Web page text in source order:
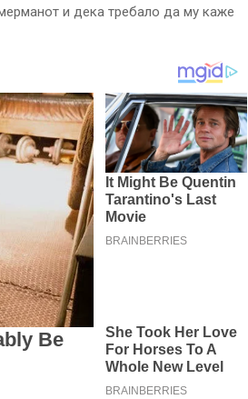
и дека требало да му каже